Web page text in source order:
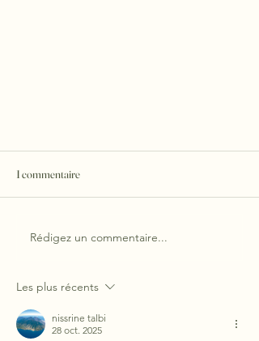
recette facile et inratable
1 commentaire
Rédigez un commentaire...
Les plus récents
nissrine talbi
28 oct. 2025